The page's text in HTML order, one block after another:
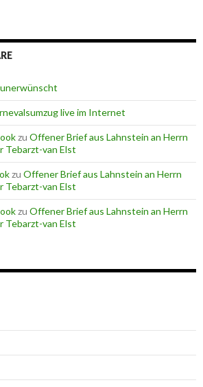
live im Internet
zu Offener Brief aus Lahnstein an Herrn
Tebarzt-van Elst
zu Offener Brief aus Lahnstein an Herrn
Tebarzt-van Elst
zu Offener Brief aus Lahnstein an Herrn
Tebarzt-van Elst